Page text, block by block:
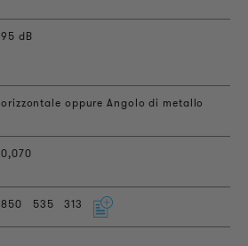
95 dB
orizzontale oppure Angolo di metallo
0,070
850 535 313